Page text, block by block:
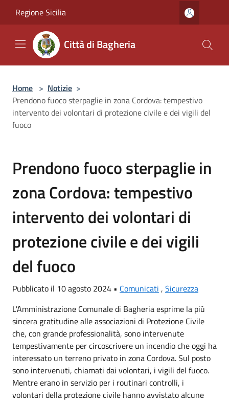
Regione Sicilia
Città di Bagheria
Home > Notizie >
Prendono fuoco sterpaglie in zona Cordova: tempestivo
intervento dei volontari di protezione civile e dei vigili del
fuoco
Prendono fuoco sterpaglie in
zona Cordova: tempestivo
intervento dei volontari di
protezione civile e dei vigili
del fuoco
Pubblicato il 10 agosto 2024 • Comunicati , Sicurezza
L'Amministrazione Comunale di Bagheria esprime la più
sincera gratitudine alle associazioni di Protezione Civile
che, con grande professionalità, sono intervenute
tempestivamente per circoscrivere un incendio che oggi ha
interessato un terreno privato in zona Cordova. Sul posto
sono intervenuti, chiamati dai volontari, i vigili del fuoco.
Mentre erano in servizio per i routinari controlli, i
volontari della protezione civile hanno avvistato alcune